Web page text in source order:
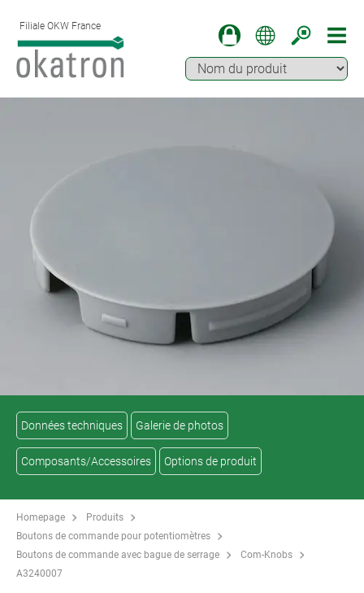
Filiale OKW France
Données techniques Galerie de photos
Composants/Accessoires Options de produit
Homepage
Produits
Boutons de commande pour potentiomètres
Boutons de commande avec bague de serrage
Com-Knobs
A3240007